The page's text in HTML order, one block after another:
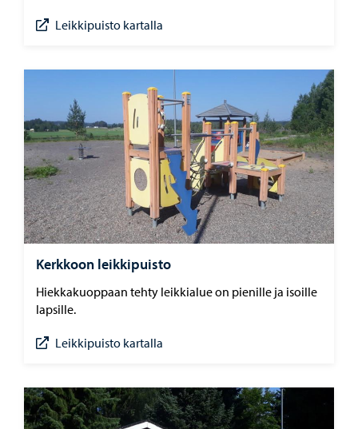
Leikkipuisto kartalla
Kerkkoon leikkipuisto
Hiekkakuoppaan tehty leikkialue on pienille ja isoille
lapsille.
Leikkipuisto kartalla